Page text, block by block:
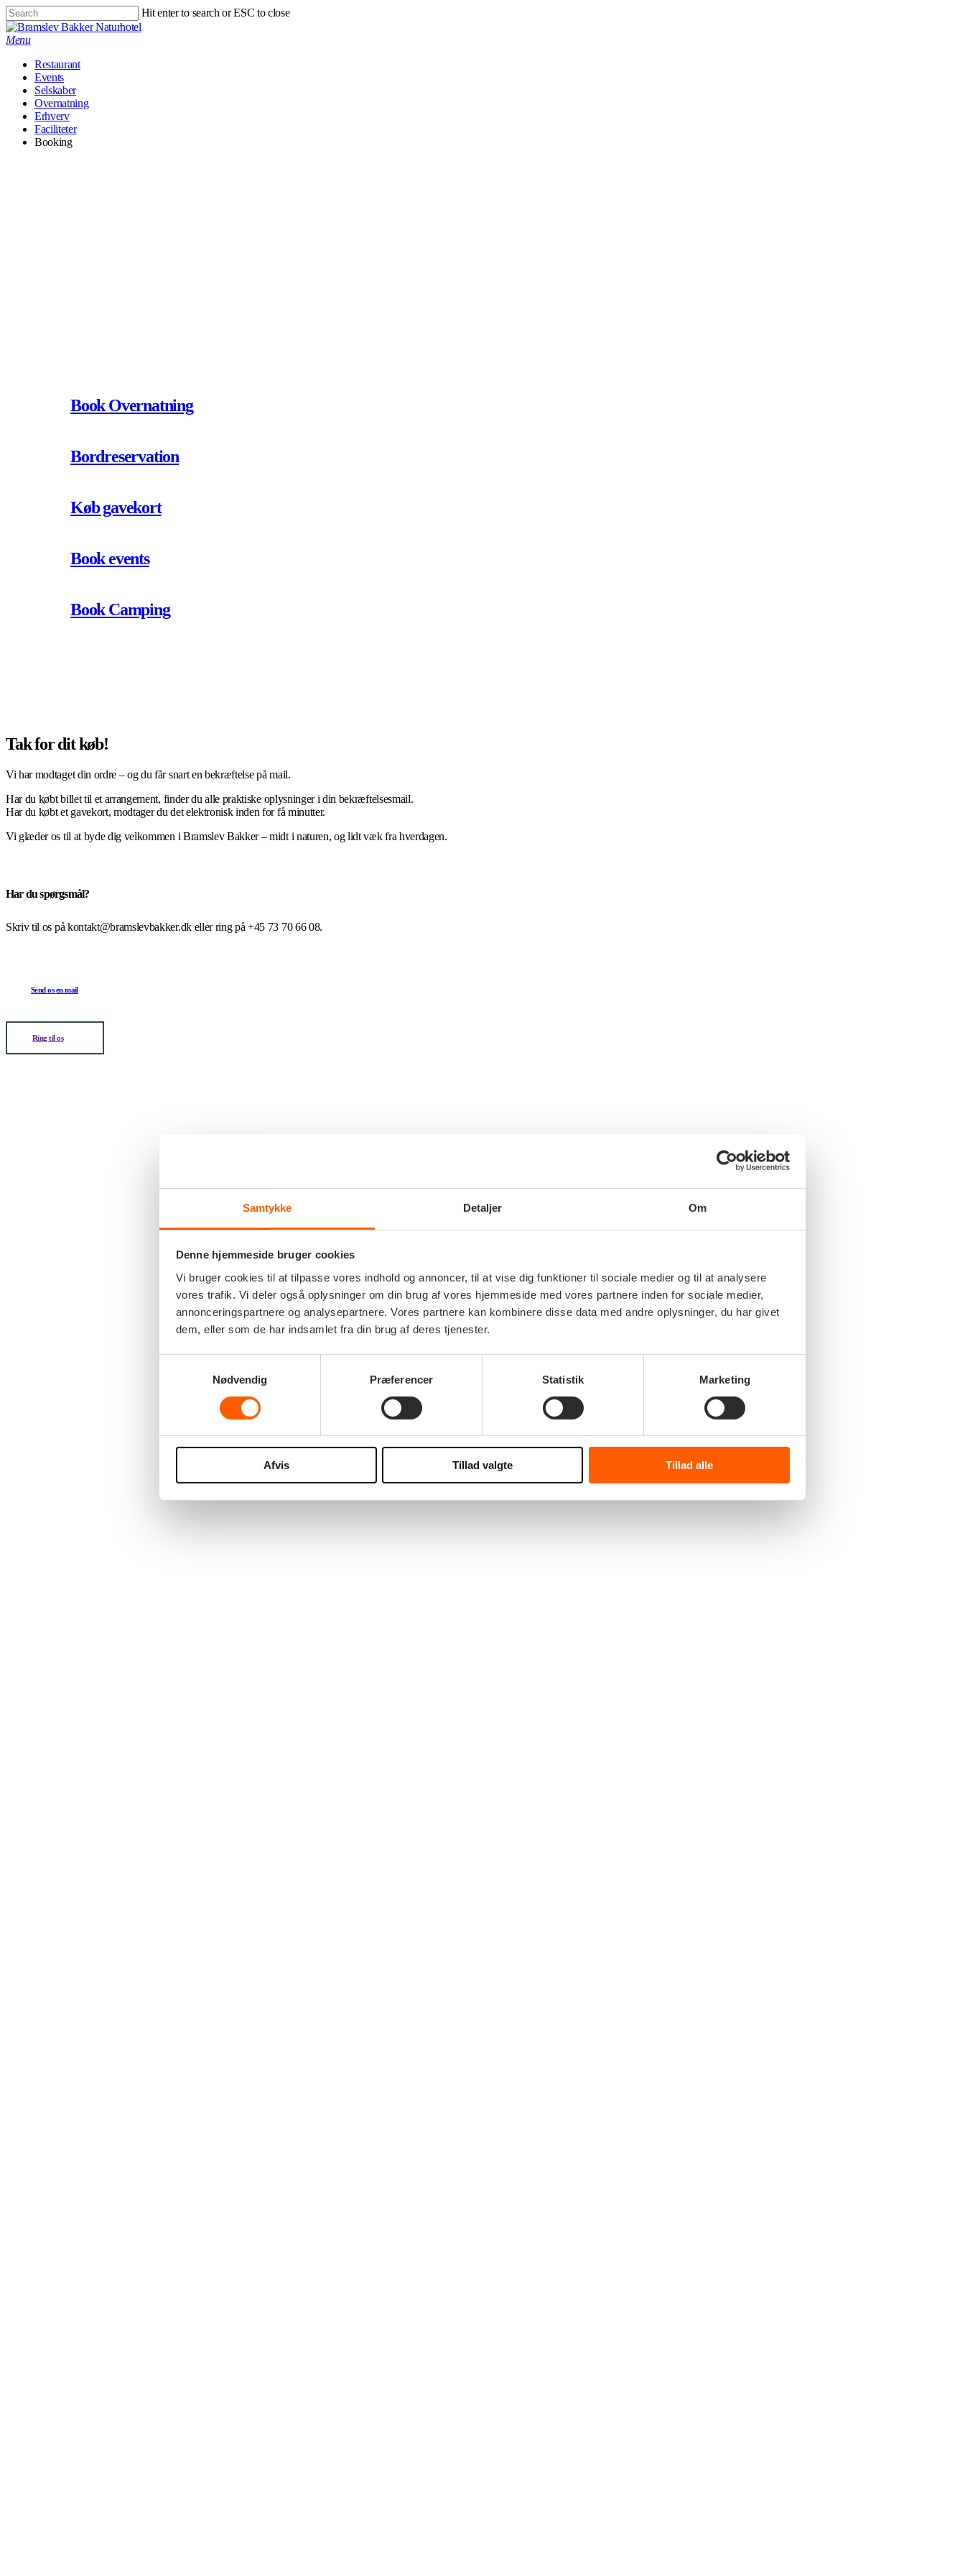
Samtykke Detaljer Om
Denne hjemmeside bruger cookies
Vi bruger cookies til at tilpasse vores indhold og annoncer, til at vise dig funktioner til sociale medier og til at analysere
vores trafik. Vi deler også oplysninger om din brug af vores hjemmeside med vores partnere inden for sociale medier,
annonceringspartnere og analysepartnere. Vores partnere kan kombinere disse data med andre oplysninger, du har givet
dem, eller som de har indsamlet fra din brug af deres tjenester.
Nødvendig
Præferencer Statistik Marketing
Afvis Tillad valgte Tillad alle
Skip
to
main
Hit enter to search or ESC to close
Close
Search
Menu
Restaurant
Events
Selskaber
Overnatning
Erhverv
Faciliteter
Booking
Book Overnatning
Bordreservation
Køb gavekort
Book events
Book Camping
Tak for dit køb!
Vi har modtaget din ordre – og du får snart en bekræftelse på mail.
Har du købt billet til et arrangement, finder du alle praktiske oplysninger i din bekræftelsesmail.
Har du købt et gavekort, modtager du det elektronisk inden for få minutter.
Vi glæder os til at byde dig velkommen i Bramslev Bakker – midt i naturen, og lidt væk fra hverdagen.
Har du spørgsmål?
Skriv til os på kontakt@bramslevbakker.dk eller ring på +45 73 70 66 08.
Send os en mail
Ring til os